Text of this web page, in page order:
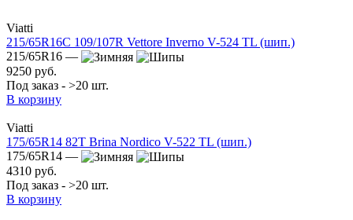
Viatti
215/65R16C 109/107R Vettore Inverno V-524 TL (шип.)
215/65R16 —
9250 руб.
Под заказ - >20 шт.
В корзину
Viatti
175/65R14 82T Brina Nordico V-522 TL (шип.)
175/65R14 —
4310 руб.
Под заказ - >20 шт.
В корзину